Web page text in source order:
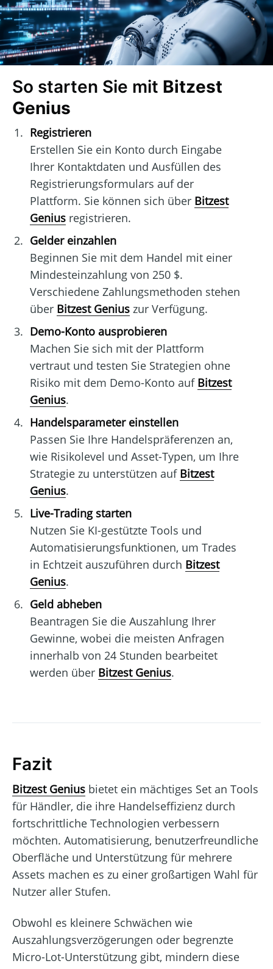
So starten Sie mit Bitzest
Genius
Registrieren
Erstellen Sie ein Konto durch Eingabe
Ihrer Kontaktdaten und Ausfüllen des
Registrierungsformulars auf der
Plattform. Sie können sich über Bitzest
Geniusregistrieren.
Gelder einzahlen
Beginnen Sie mit dem Handel mit einer
Mindesteinzahlung von 250 $.
Verschiedene Zahlungsmethoden stehen
über Bitzest Geniuszur Verfügung.
Demo-Konto ausprobieren
Machen Sie sich mit der Plattform
vertraut und testen Sie Strategien ohne
Risiko mit dem Demo-Konto auf Bitzest
Genius.
Handelsparameter einstellen
Passen Sie Ihre Handelspräferenzen an,
wie Risikolevel und Asset-Typen, um Ihre
Strategie zu unterstützen auf Bitzest
Genius.
Live-Trading starten
Nutzen Sie KI-gestützte Tools und
Automatisierungsfunktionen, um Trades
in Echtzeit auszuführen durch Bitzest
Genius.
Geld abheben
Beantragen Sie die Auszahlung Ihrer
Gewinne, wobei die meisten Anfragen
innerhalb von 24 Stunden bearbeitet
werden über Bitzest Genius.
Fazit
Bitzest Genius bietet ein mächtiges Set an Tools
für Händler, die ihre Handelseffizienz durch
fortschrittliche Technologien verbessern
möchten. Automatisierung, benutzerfreundliche
Oberfläche und Unterstützung für mehrere
Assets machen es zu einer großartigen Wahl für
Nutzer aller Stufen.
Obwohl es kleinere Schwächen wie
Auszahlungsverzögerungen oder begrenzte
Micro-Lot-Unterstützung gibt, mindern diese